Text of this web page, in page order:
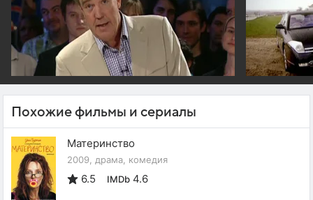
Похожие фильмы и сериалы
Материнство
2009, драма, комедия
6.5 IMDb 4.6